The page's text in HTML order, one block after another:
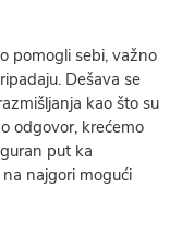
pomogli sebi, važno
Dešava se
kao što su
odgovor, krećemo
put ka
najgori mogući